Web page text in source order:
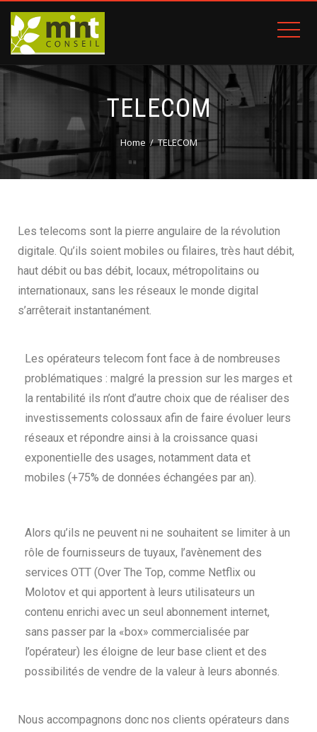
TELECOM
Home TELECOM
Les telecoms sont la pierre angulaire de la révolution
digitale. Qu’ils soient mobiles ou filaires, très haut débit,
haut débit ou bas débit, locaux, métropolitains ou
internationaux, sans les réseaux le monde digital
s’arrêterait instantanément.
Les opérateurs telecom font face à de nombreuses
problématiques : malgré la pression sur les marges et
la rentabilité ils n’ont d’autre choix que de réaliser des
investissements colossaux afin de faire évoluer leurs
réseaux et répondre ainsi à la croissance quasi
exponentielle des usages, notamment data et
mobiles (+75% de données échangées par an).
Alors qu’ils ne peuvent ni ne souhaitent se limiter à un
rôle de fournisseurs de tuyaux, l’avènement des
services OTT (Over The Top, comme Netflix ou
Molotov et qui apportent à leurs utilisateurs un
contenu enrichi avec un seul abonnement internet,
sans passer par la «box» commercialisée par
l’opérateur) les éloigne de leur base client et des
possibilités de vendre de la valeur à leurs abonnés.
Nous accompagnons donc nos clients opérateurs dans